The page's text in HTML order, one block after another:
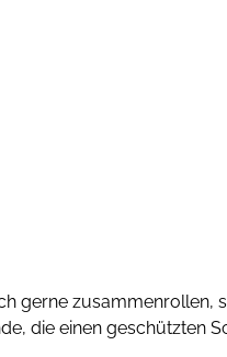
gerne zusammenrollen,
die einen geschützten